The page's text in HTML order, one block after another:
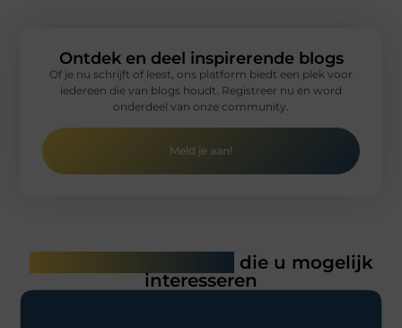
Ontdek en deel inspirerende blogs
Of je nu schrijft of leest, ons platform biedt een plek voor
iedereen die van blogs houdt. Registreer nu en word
onderdeel van onze community.
Meld je aan!
die u mogelijk
interesseren